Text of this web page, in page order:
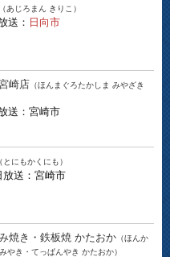
（あじろまん きりこ）
送： 日向市
崎店 （ほんまぐろたかしま みやざき
送：宮崎市
（とにもかくにも）
放送：宮崎市
焼き・鉄板焼 かたおか （ほんか
やき・てっぱんやき かたおか）